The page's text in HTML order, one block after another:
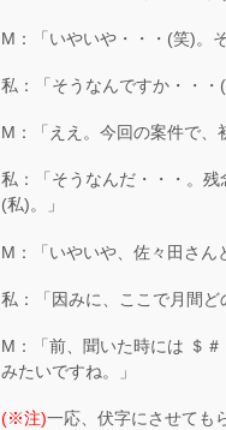
M：「いやいや・・・(笑)。
私：「そうなんですか・・・(
M：「ええ。今回の案件で、
私：「そうなんだ・・・。
(私)。」
M：「いやいや、佐々田さん
私：「因みに、ここで月間ど
M：「前、聞いた時には ＄
みたいですね。」
(※注)一応、伏字にさせても